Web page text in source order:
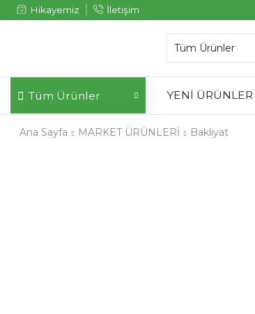
Hikayemiz İletişim
Tüm Ürünler YENİ ÜRÜNLER
Ana Sayfa MARKET ÜRÜNLERİ Bakliyat